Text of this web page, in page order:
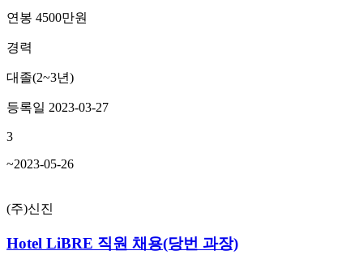
연봉 4500만원
경력
대졸(2~3년)
등록일 2023-03-27
3
~2023-05-26
(주)신진
Hotel LiBRE 직원 채용(당번 과장)